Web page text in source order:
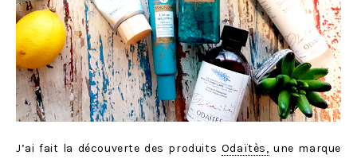
J’ai fait la découverte des produits Odaïtès, une marque